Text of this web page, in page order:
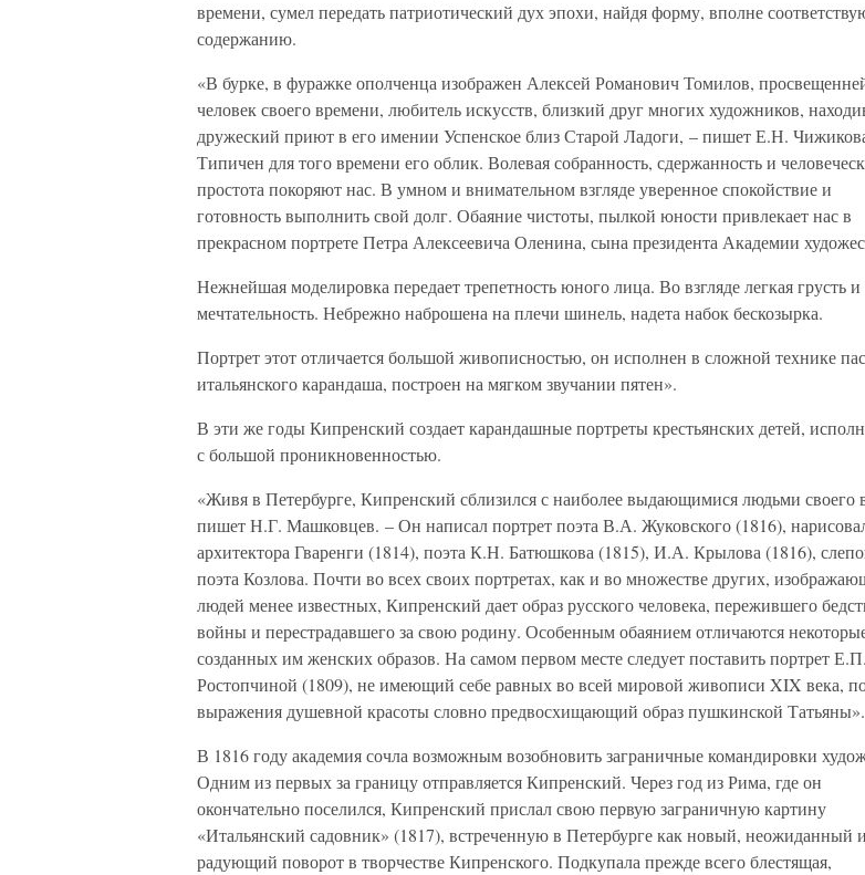
времени, сумел передать патриотический дух эпохи, найдя форму, вполне
содержанию.
«В бурке, в фуражке ополченца изображен Алексей Романович Томилов,
человек своего времени, любитель искусств, близкий друг многих художников,
дружеский приют в его имении Успенское близ Старой Ладоги, – пишет Е.Н.
Типичен для того времени его облик. Волевая собранность, сдержанность и
простота покоряют нас. В умном и внимательном взгляде уверенное спокойствие и
готовность выполнить свой долг. Обаяние чистоты, пылкой юности привлекает нас в
прекрасном портрете Петра Алексеевича Оленина, сына президента Академии
Нежнейшая моделировка передает трепетность юного лица. Во взгляде легкая грусть и
мечтательность. Небрежно наброшена на плечи шинель, надета набок бескозырка.
Портрет этот отличается большой живописностью, он исполнен в сложной технике
итальянского карандаша, построен на мягком звучании пятен».
В эти же годы Кипренский создает карандашные портреты крестьянских детей,
с большой проникновенностью.
«Живя в Петербурге, Кипренский сблизился с наиболее выдающимися людьми своего
пишет Н.Г. Машковцев. – Он написал портрет поэта В.А. Жуковского (1816),
архитектора Гваренги (1814), поэта К.Н. Батюшкова (1815), И.А. Крылова (1816),
поэта Козлова. Почти во всех своих портретах, как и во множестве других,
людей менее известных, Кипренский дает образ русского человека, пережившего
войны и перестрадавшего за свою родину. Особенным обаянием отличаются
созданных им женских образов. На самом первом месте следует поставить портрет Е.П.
Ростопчиной (1809), не имеющий себе равных во всей мировой живописи XIX века,
выражения душевной красоты словно предвосхищающий образ пушкинской Татьяны».
В 1816 году академия сочла возможным возобновить заграничные командировки
Одним из первых за границу отправляется Кипренский. Через год из Рима, где он
окончательно поселился, Кипренский прислал свою первую заграничную картину
«Итальянский садовник» (1817), встреченную в Петербурге как новый, неожиданный и
радующий поворот в творчестве Кипренского. Подкупала прежде всего блестящая,